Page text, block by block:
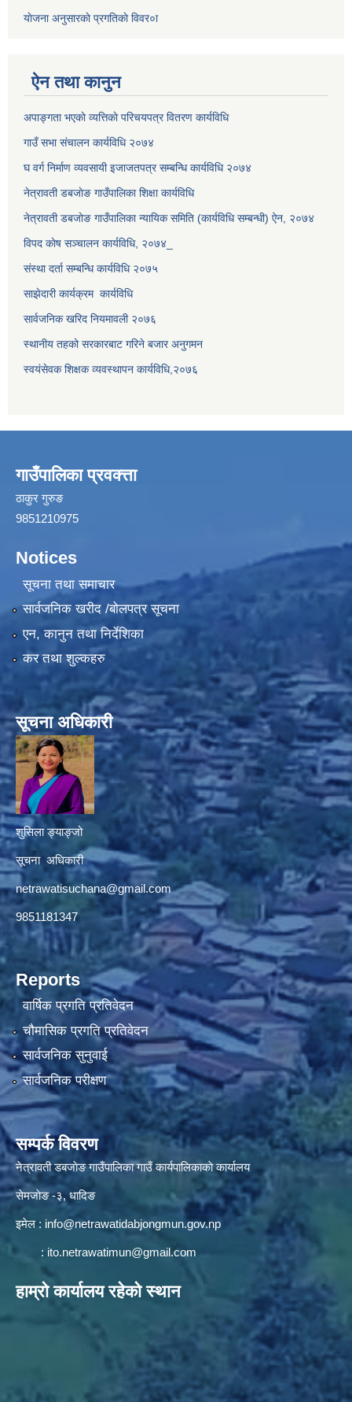
याेजना अनुसारकाे प्रगतिकाे विवर०ा
ऐन तथा कानुन
अपाङ्गता भएकाे व्यत्तिकाे परिचयपत्र वितरण कार्यविधि
गाउँ सभा संचालन कार्यविधि २०७४
घ वर्ग निर्माण व्यवसायी इजाजतपत्र सम्बन्धि कार्यविधि २०७४
नेत्रावती डबजाेङ गाउँपालिका शिक्षा कार्यविधि
नेत्रावती डबजोङ गाउँपालिका न्यायिक समिति (कार्यविधि सम्बन्धी) ऐन, २०७४
विपद काेष सञ्चालन कार्यविधि, २०७४_
संस्था दर्ता सम्बन्धि कार्यविधि २०७५
साझेदारी कार्यक्रम कार्यविधि
सार्वजनिक खरिद नियमावली २०७६
स्थानीय तहको सरकारबाट गरिने बजार अनुगमन
स्वयंसेवक शिक्षक व्यवस्थापन कार्यविधि,२०७६
गाउँपालिका प्रवक्त्ता
ठाकुर गुरुङ
9851210975
Notices
सूचना तथा समाचार
सार्वजनिक खरीद /बोलपत्र सूचना
एन, कानुन तथा निर्देशिका
कर तथा शुल्कहरु
सूचना अधिकारी
शुसिला ङ्याङ्जो
सूचना अधिकारी
netrawatisuchana@gmail.com
9851181347
Reports
वार्षिक प्रगति प्रतिवेदन
चौमासिक प्रगति प्रतिवेदन
सार्वजनिक सुनुवाई
सार्वजनिक परीक्षण
सम्पर्क विवरण
नेत्रावती डबजाेङ गाउँपालिका गाउँ कार्यपालिकाकाे कार्यालय
सेमजाेङ -३, धादिङ
इमेल : info@netrawatidabjongmun.gov.np
: ito.netrawatimun@gmail.com
हाम्राे कार्यालय रहेकाे स्थान